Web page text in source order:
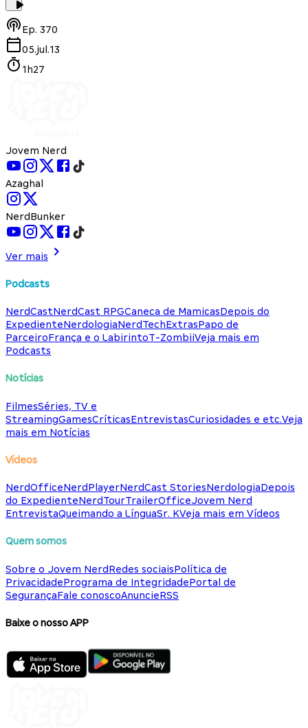
Ep. 370
05.jul.13
1h27
Jovem Nerd
Azaghal
NerdBunker
Ver mais
Podcasts
NerdCastNerdCast RPGCaneca de MamicasDepois do
ExpedienteNerdologiaNerdTechExtrasPapo de
ParceiroFrança e o LabirintoT-ZombiiVeja mais em
Podcasts
Notícias
FilmesSéries, TV e
StreamingGamesCríticasEntrevistasCuriosidades e etc.Veja
mais em Notícias
Vídeos
NerdOfficeNerdPlayerNerdCast StoriesNerdologiaDepois
do ExpedienteNerdTourTrailerOfficeJovem Nerd
EntrevistaQueimando a LínguaSr. KVeja mais em Vídeos
Quem somos
Sobre o Jovem NerdRedes sociaisPolítica de
PrivacidadePrograma de IntegridadePortal de
SegurançaFale conoscoAnuncieRSS
Baixe o nosso APP